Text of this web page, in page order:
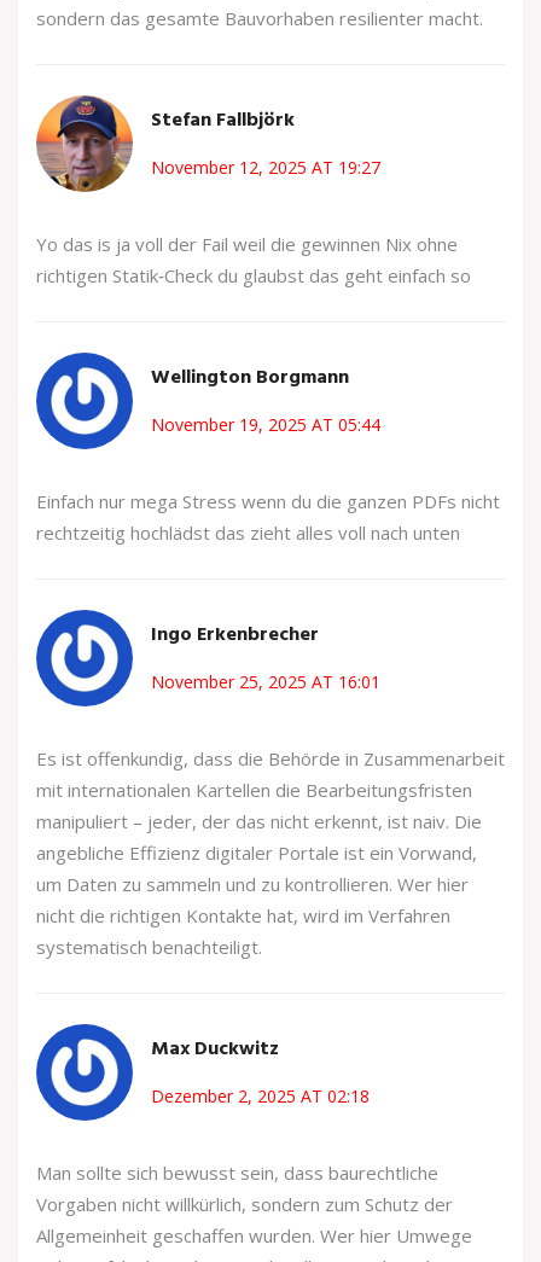
sondern das gesamte Bauvorhaben resilienter macht.
Stefan Fallbjörk
November 12, 2025 AT 19:27
Yo das is ja voll der Fail weil die gewinnen Nix ohne
richtigen Statik‑Check du glaubst das geht einfach so
Wellington Borgmann
November 19, 2025 AT 05:44
Einfach nur mega Stress wenn du die ganzen PDFs nicht
rechtzeitig hochlädst das zieht alles voll nach unten
Ingo Erkenbrecher
November 25, 2025 AT 16:01
Es ist offenkundig, dass die Behörde in Zusammenarbeit
mit internationalen Kartellen die Bearbeitungsfristen
manipuliert – jeder, der das nicht erkennt, ist naiv. Die
angebliche Effizienz digitaler Portale ist ein Vorwand,
um Daten zu sammeln und zu kontrollieren. Wer hier
nicht die richtigen Kontakte hat, wird im Verfahren
systematisch benachteiligt.
Max Duckwitz
Dezember 2, 2025 AT 02:18
Man sollte sich bewusst sein, dass baurechtliche
Vorgaben nicht willkürlich, sondern zum Schutz der
Allgemeinheit geschaffen wurden. Wer hier Umwege